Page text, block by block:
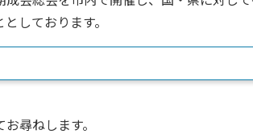
しております。
尋ねします。